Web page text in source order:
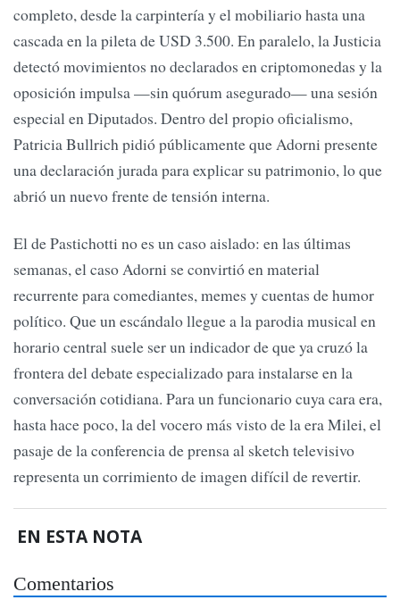
completo, desde la carpintería y el mobiliario hasta una
cascada en la pileta de USD 3.500. En paralelo, la Justicia
detectó movimientos no declarados en criptomonedas y la
oposición impulsa —sin quórum asegurado— una sesión
especial en Diputados. Dentro del propio oficialismo,
Patricia Bullrich pidió públicamente que Adorni presente
una declaración jurada para explicar su patrimonio, lo que
abrió un nuevo frente de tensión interna.
El de Pastichotti no es un caso aislado: en las últimas
semanas, el caso Adorni se convirtió en material
recurrente para comediantes, memes y cuentas de humor
político. Que un escándalo llegue a la parodia musical en
horario central suele ser un indicador de que ya cruzó la
frontera del debate especializado para instalarse en la
conversación cotidiana. Para un funcionario cuya cara era,
hasta hace poco, la del vocero más visto de la era Milei, el
pasaje de la conferencia de prensa al sketch televisivo
representa un corrimiento de imagen difícil de revertir.
EN ESTA NOTA
Comentarios